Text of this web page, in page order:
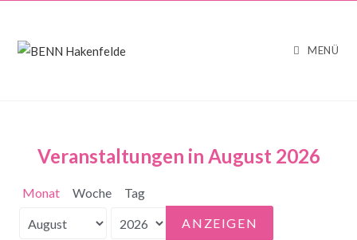
MENÜ
Veranstaltungen in August 2026
Monat Woche Tag
Monat
Jahr